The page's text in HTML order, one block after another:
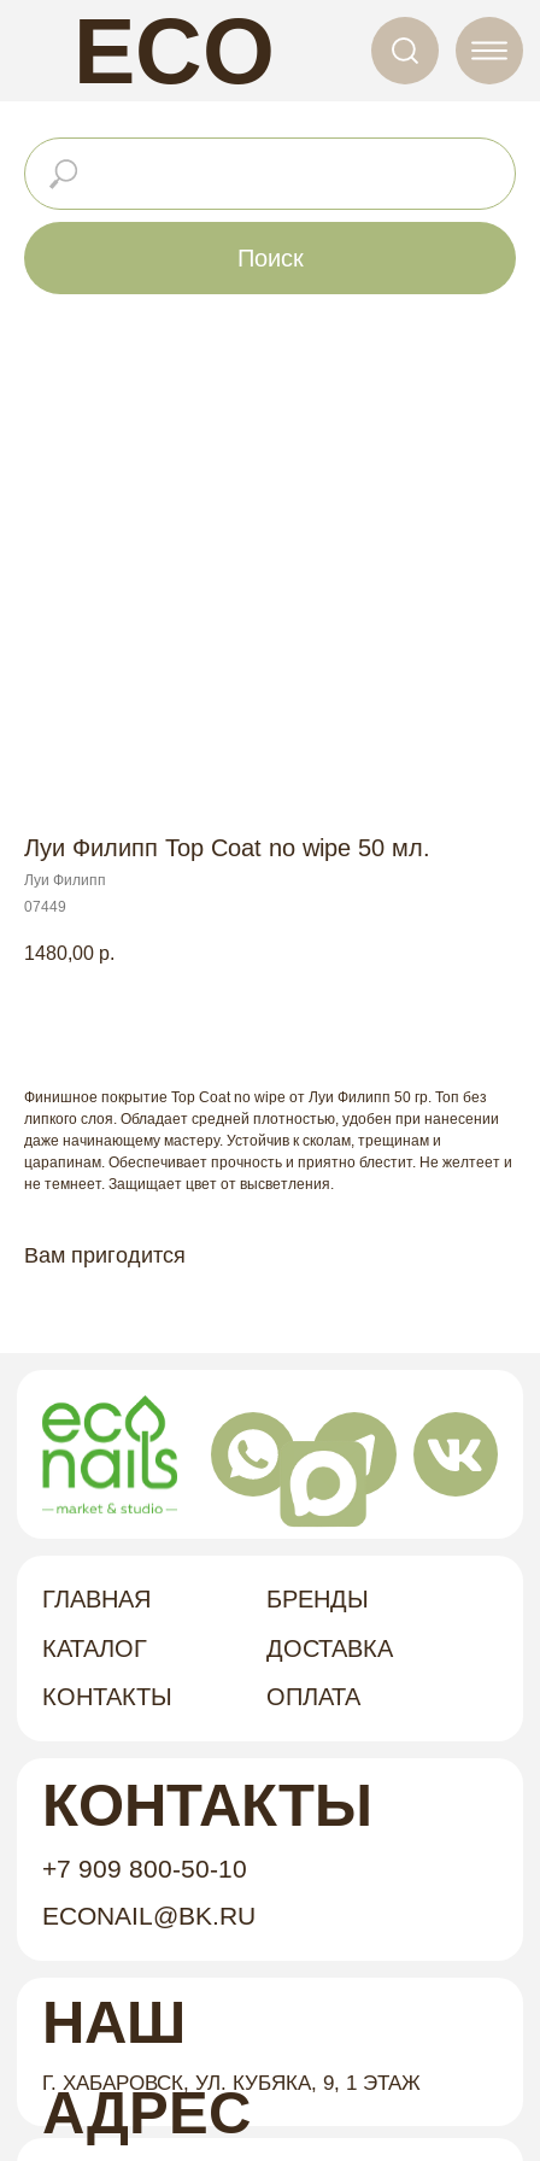
ECO
NAILS
Поиск
Луи Филипп Top Coat no wipe 50 мл.
Луи Филипп
07449
1480,00 р.
Финишное покрытие Top Coat no wipe от Луи Филипп 50 гр. Топ без
липкого слоя. Обладает средней плотностью, удобен при нанесении
даже начинающему мастеру. Устойчив к сколам, трещинам и
царапинам. Обеспечивает прочность и приятно блестит. Не желтеет и
не темнеет. Защищает цвет от высветления.
Вам пригодится
КАТАЛОГ
БРЕНДЫ
ДОСТАВКА
ГЛАВНАЯ
Г. ХАБАРОВСК, УЛ. КУБЯКА, 9, 1 ЭТАЖ
НАШ
АДРЕС
договор-оферта